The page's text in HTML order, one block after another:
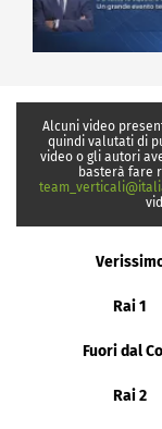
Alcuni video
quindi valutati di
video o gli autori
basterà fare
Rai 1
Fuori dal
Rai 2